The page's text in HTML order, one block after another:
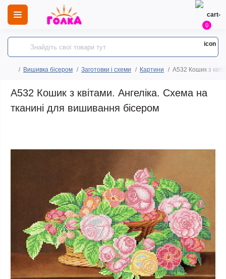
0
Вишивка бісером Заготовки і схеми Картини A532 Кошик з
A532 Кошик з квітами. Ангеліка. Схема на
тканині для вишивання бісером